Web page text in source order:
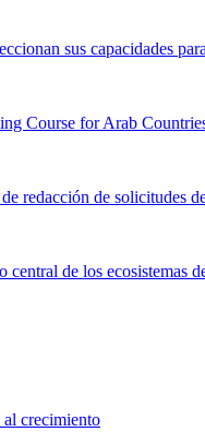
sus capacidades
Course for Arab
redacción de solicitudes
central de los ecosistemas
al crecimiento